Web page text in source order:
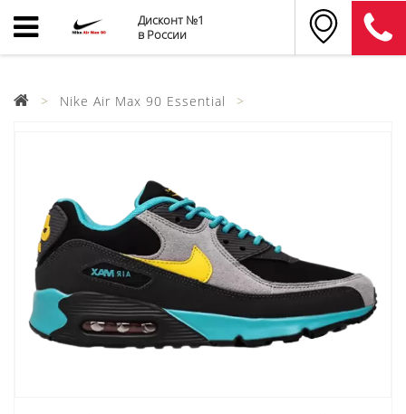
Дисконт №1
в России
Nike Air Max 90 Essential